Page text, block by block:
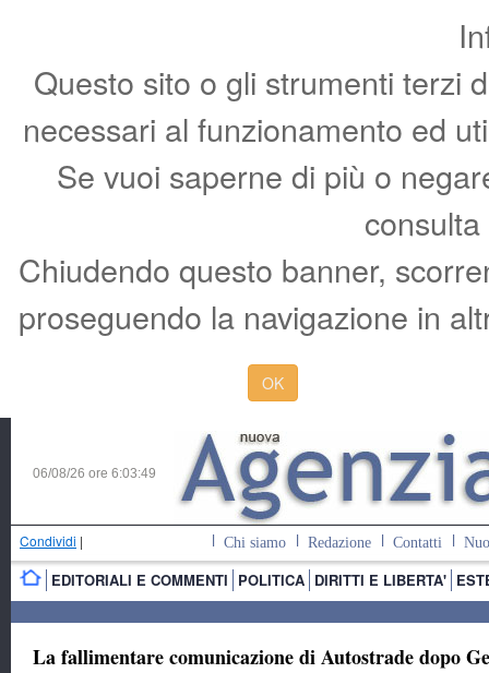
Questo sito o gli strumenti terzi
necessari al funzionamento ed
Se vuoi saperne di più o
Chiudendo questo banner,
proseguendo la navigazione in
OK
06/08/26 ore 6:03:50
Condividi | Chi siamo Redazione Contatti
EDITORIALI E COMMENTI POLITICA DIRITTI E LIBERTA'
La fallimentare comunicazione di Autostrade dopo